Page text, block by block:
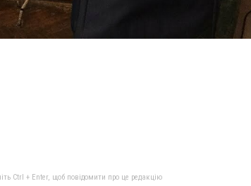
Ctrl + Enter, щоб повідомити про це редакцію